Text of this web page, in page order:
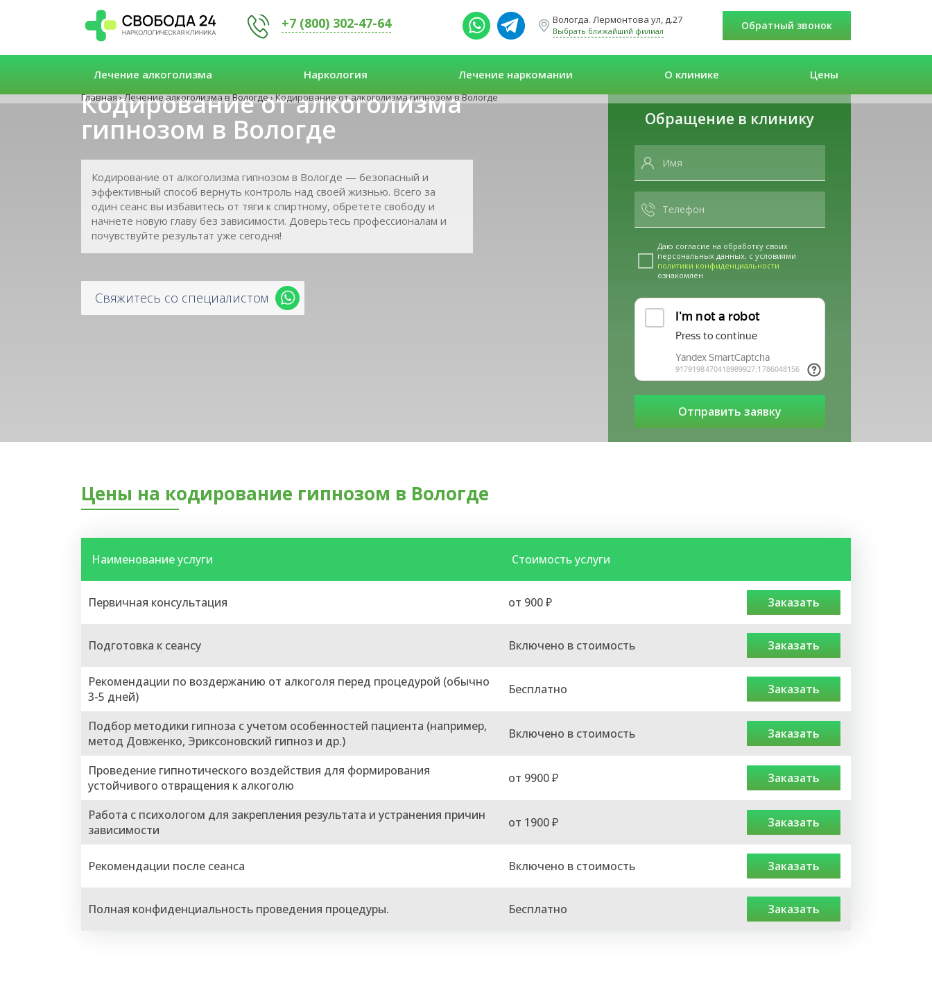
+7 (800) 302-47-64 Вологда. Лермонтова ул, д.27
Выбрать ближайший филиал Обратный звонок
Лечение алкоголизма Наркология Лечение наркомании О клинике Цены
Главная›Лечение алкоголизма в Вологде›Кодирование от алкоголизма гипнозом в Вологде
Кодирование от алкоголизма
гипнозом в Вологде
Кодирование от алкоголизма гипнозом в Вологде — безопасный и
эффективный способ вернуть контроль над своей жизнью. Всего за
один сеанс вы избавитесь от тяги к спиртному, обретете свободу и
начнете новую главу без зависимости. Доверьтесь профессионалам и
почувствуйте результат уже сегодня!
Свяжитесь со специалистом
Обращение в клинику
Даю согласие на обработку своих
персональных данных, с условиями
политики конфиденциальности
ознакомлен
Цены на кодирование гипнозом в Вологде
Наименование услуги Стоимость услуги
Первичная консультация от 900 ₽ заказать
Подготовка к сеансу Включено в стоимость заказать
Рекомендации по воздержанию от алкоголя перед процедурой (обычно
3-5 дней)
Бесплатно заказать
Подбор методики гипноза с учетом особенностей пациента (например,
метод Довженко, Эриксоновский гипноз и др.)
Включено в стоимость заказать
Проведение гипнотического воздействия для формирования
устойчивого отвращения к алкоголю
от 9900 ₽ заказать
Работа с психологом для закрепления результата и устранения причин
зависимости
от 1900 ₽ заказать
Рекомендации после сеанса Включено в стоимость заказать
Полная конфиденциальность проведения процедуры. Бесплатно заказать